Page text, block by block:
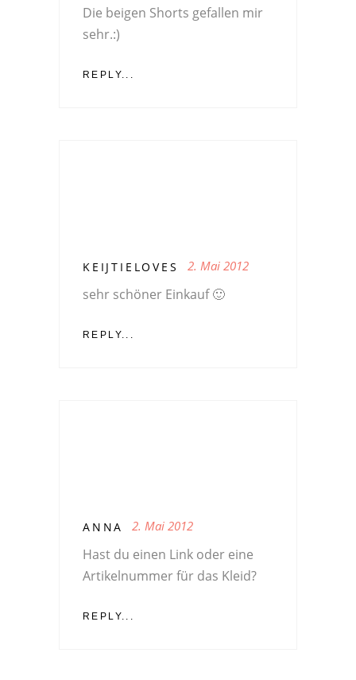
Die beigen Shorts gefallen mir
sehr.:)
REPLY...
KEIJTIELOVES 2. Mai 2012
sehr schöner Einkauf 🙂
REPLY...
ANNA 2. Mai 2012
Hast du einen Link oder eine
Artikelnummer für das Kleid?
REPLY...